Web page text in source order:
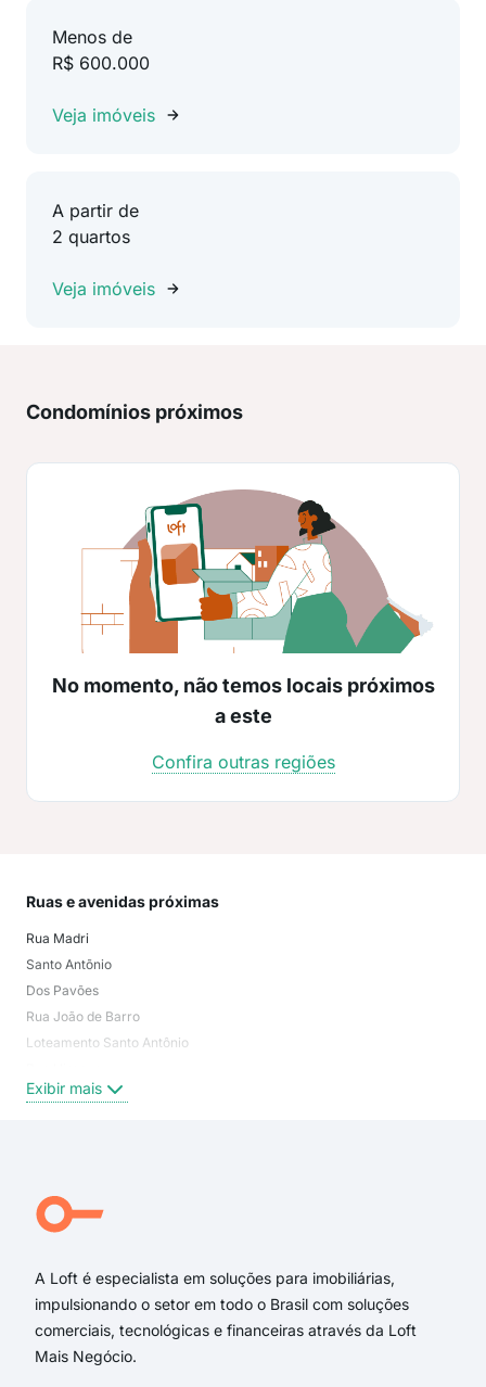
Menos de
R$ 600.000
Veja imóveis
A partir de
2 quartos
Veja imóveis
Condomínios próximos
No momento, não temos locais próximos
a este
Confira outras regiões
Ruas e avenidas próximas
Rua Madri
Santo Antõnio
Dos Pavões
Rua João de Barro
Loteamento Santo Antônio
Rua Juriti
rua dos pavões
Alameda dos Sabiá
Exibir mais
A Loft é especialista em soluções para imobiliárias,
impulsionando o setor em todo o Brasil com soluções
comerciais, tecnológicas e financeiras através da Loft
Mais Negócio.